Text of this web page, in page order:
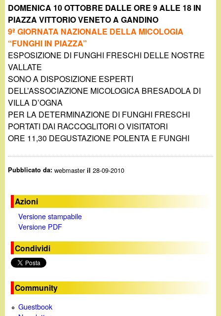
DOMENICA 10 OTTOBRE DALLE ORE 9 ALLE 18 IN
PIAZZA VITTORIO VENETO A GANDINO
9ª GIORNATA NAZIONALE DELLA MICOLOGIA
“FUNGHI IN PIAZZA”
ESPOSIZIONE DI FUNGHI FRESCHI DELLE NOSTRE
VALLATE
SONO A DISPOSIZIONE ESPERTI
DELL’ASSOCIAZIONE MICOLOGICA BRESADOLA DI
VILLA D’OGNA
PER LA DETERMINAZIONE DI FUNGHI FRESCHI
PORTATI DAI RACCOGLITORI O VISITATORI
ORE 11,30 DEGUSTAZIONE POLENTA E FUNGHI
Pubblicato da:webmasteril 28-09-2010
Azioni
Versione stampabile
Versione PDF
Condividi
Community
Guestbook